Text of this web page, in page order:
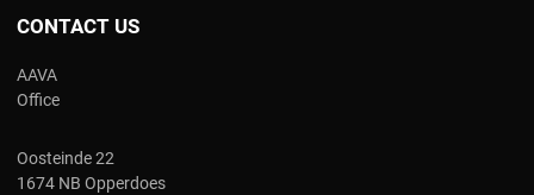
CONTACT US
AAVA
Office
Oosteinde 22
1674 NB Opperdoes